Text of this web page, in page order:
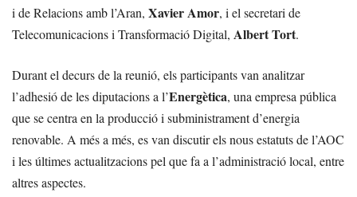
i de Relacions amb l’Aran, Xavier Amor, i el secretari de
Telecomunicacions i Transformació Digital, Albert Tort.
Durant el decurs de la reunió, els participants van analitzar
l’adhesió de les diputacions a l’Energètica, una empresa pública
que se centra en la producció i subministrament d’energia
renovable. A més a més, es van discutir els nous estatuts de l’AOC
i les últimes actualitzacions pel que fa a l’administració local, entre
altres aspectes.